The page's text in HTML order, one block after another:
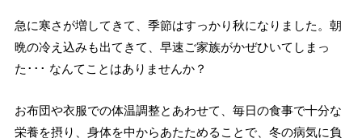
急に寒さが増してきて、季節はすっかり秋になりました。朝
晩の冷え込みも出てきて、早速ご家族がかぜひいてしまっ
た･･･ なんてことはありませんか？
お布団や衣服での体温調整とあわせて、毎日の食事で十分な
栄養を摂り、身体を中からあたためることで、冬の病気に負